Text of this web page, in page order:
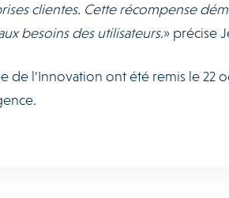
clientes. Cette récompense
besoins des utilisateurs.» précise
de l’Innovation ont été remis le